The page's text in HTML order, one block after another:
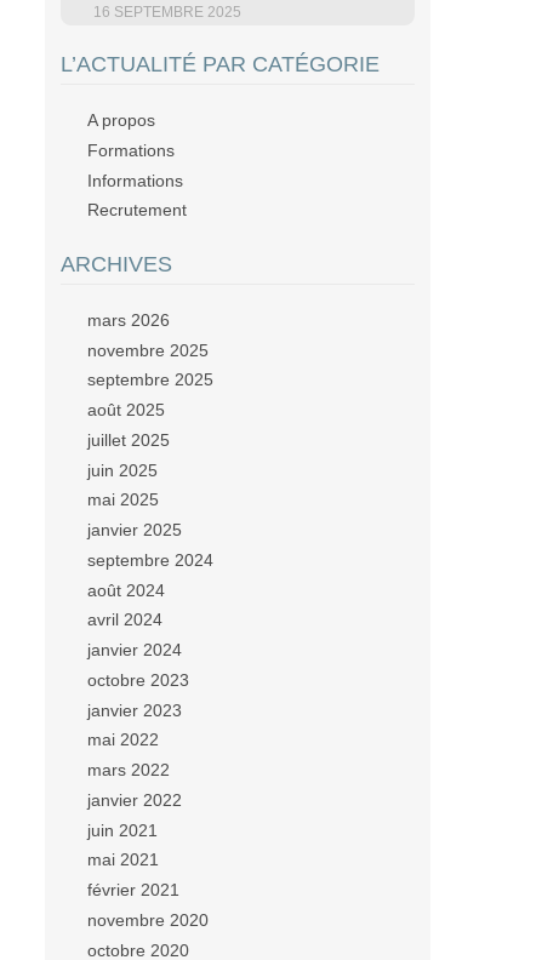
16 SEPTEMBRE 2025
L’ACTUALITÉ PAR CATÉGORIE
A propos
Formations
Informations
Recrutement
ARCHIVES
mars 2026
novembre 2025
septembre 2025
août 2025
juillet 2025
juin 2025
mai 2025
janvier 2025
septembre 2024
août 2024
avril 2024
janvier 2024
octobre 2023
janvier 2023
mai 2022
mars 2022
janvier 2022
juin 2021
mai 2021
février 2021
novembre 2020
octobre 2020